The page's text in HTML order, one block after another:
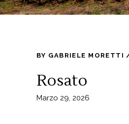
BY GABRIELE MORETTI
Rosato
Marzo 29, 2026